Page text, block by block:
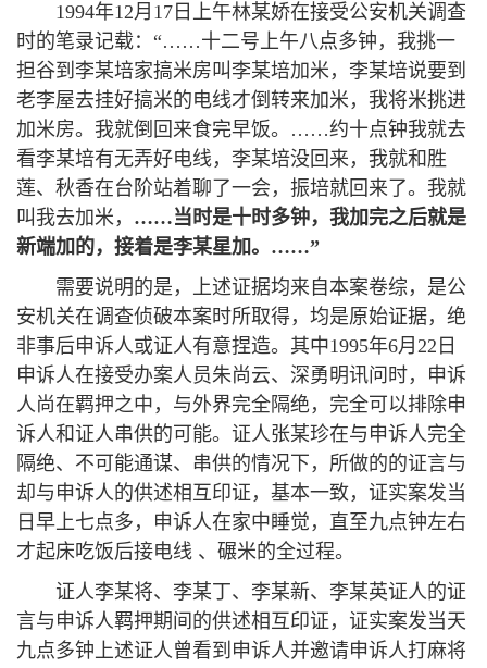
1994年12月17日上午林某娇在接受公安机关调查
时的笔录记载：“……十二号上午八点多钟，我挑一
担谷到李某培家搞米房叫李某培加米，李某培说要到
老李屋去挂好搞米的电线才倒转来加米，我将米挑进
加米房。我就倒回来食完早饭。……约十点钟我就去
看李某培有无弄好电线，李某培没回来，我就和胜
莲、秋香在台阶站着聊了一会，振培就回来了。我就
叫我去加米， ……当时是十时多钟，我加完之后就是
新端加的，接着是李某星加。 ……”
需要说明的是，上述证据均来自本案卷综，是公
安机关在调查侦破本案时所取得，均是原始证据，绝
非事后申诉人或证人有意捏造。其中1995年6月22日
申诉人在接受办案人员朱尚云、深勇明讯问时，申诉
人尚在羁押之中，与外界完全隔绝，完全可以排除申
诉人和证人串供的可能。证人张某珍在与申诉人完全
隔绝、不可能通谋、串供的情况下，所做的的证言与
却与申诉人的供述相互印证，基本一致，证实案发当
日早上七点多，申诉人在家中睡觉，直至九点钟左右
才起床吃饭后接电线 、碾米的全过程。
证人李某将、李某丁、李某新、李某英证人的证
言与申诉人羁押期间的供述相互印证，证实案发当天
九点多钟上述证人曾看到申诉人并邀请申诉人打麻将